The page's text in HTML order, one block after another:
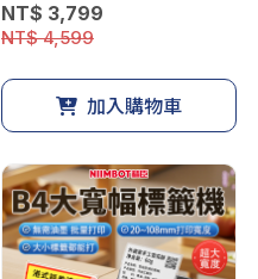
NT$ 3,799
NT$ 4,599
加入購物車